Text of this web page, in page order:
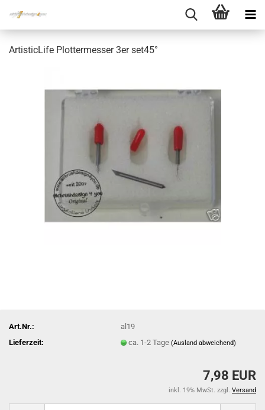
ArtisticLife Plottermesser 3er set45°
Art.Nr.:
al19
Lieferzeit:
ca. 1-2 Tage(Ausland abweichend)
7,98 EUR
inkl. 19% MwSt. zzgl. Versand